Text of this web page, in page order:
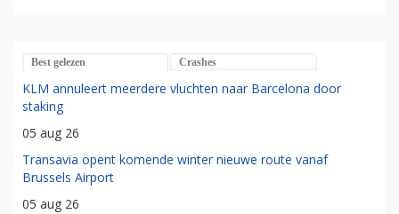
Best gelezen Crashes
KLM annuleert meerdere vluchten naar Barcelona door
staking
05 aug 26
Transavia opent komende winter nieuwe route vanaf
Brussels Airport
05 aug 26